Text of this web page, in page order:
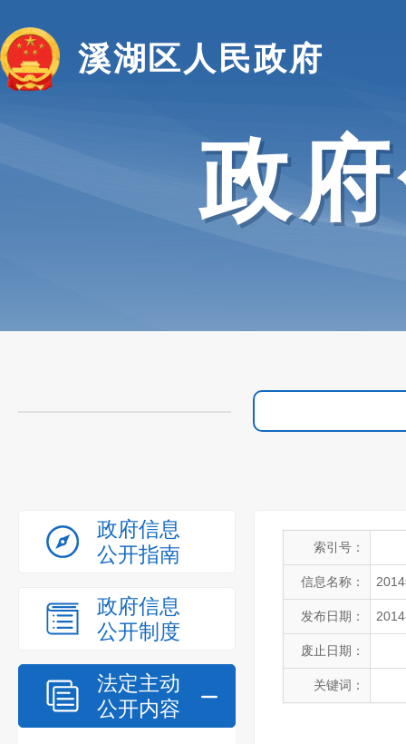
溪湖区人民政府
政
政府信息
公开指南
政府信息
公开制度
法定主动
公开内容
索引号：
信息名称：
发布日期：
废止日期：
关键词：